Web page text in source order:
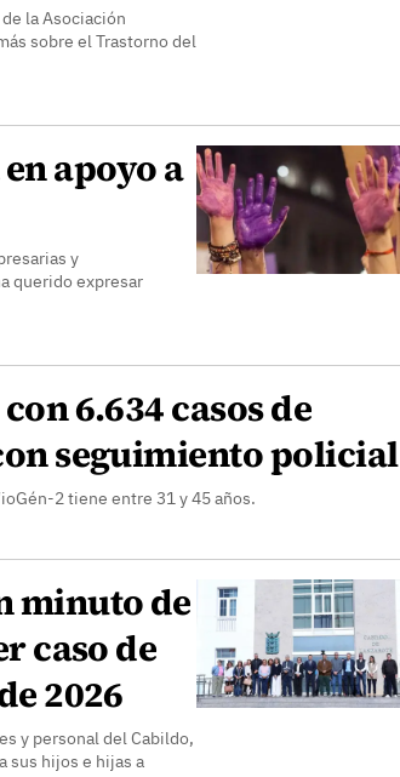
la Asociación
sobre el Trastorno del
apoyo a
y
querido expresar
6.634 casos de
seguimiento policial
2 tiene entre 31 y 45 años.
minuto de
caso de
2026
y personal del Cabildo,
sus hijos e hijas a